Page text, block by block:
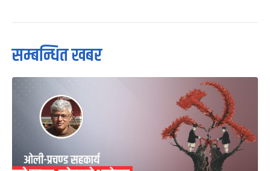
सम्बन्धित खबर